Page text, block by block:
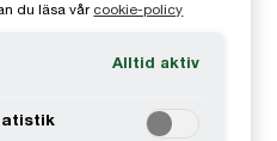
både de
ESRS
Standards)
du läsa vår cookie-policy
Alltid aktiv